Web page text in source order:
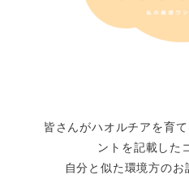
皆さんがハオルチアを育
ントを記載した
自分と似た環境方の